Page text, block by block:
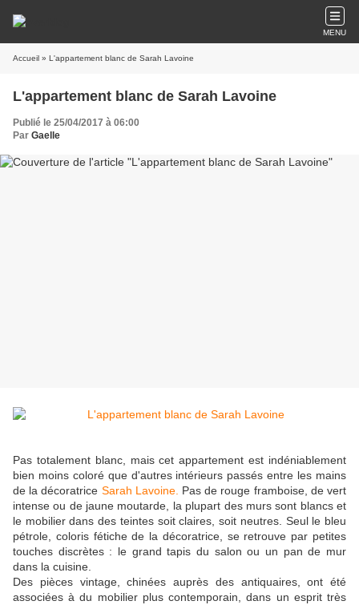
MENU
Accueil » L'appartement blanc de Sarah Lavoine
L'appartement blanc de Sarah Lavoine
Publié le 25/04/2017 à 06:00
Par Gaelle
Pas totalement blanc, mais cet appartement est indéniablement
bien moins coloré que d'autres intérieurs passés entre les mains
de la décoratrice Sarah Lavoine. Pas de rouge framboise, de vert
intense ou de jaune moutarde, la plupart des murs sont blancs et
le mobilier dans des teintes soit claires, soit neutres. Seul le bleu
pétrole, coloris fétiche de la décoratrice, se retrouve par petites
touches discrètes : le grand tapis du salon ou un pan de mur
dans la cuisine.
Des pièces vintage, chinées auprès des antiquaires, ont été
associées à du mobilier plus contemporain, dans un esprit très